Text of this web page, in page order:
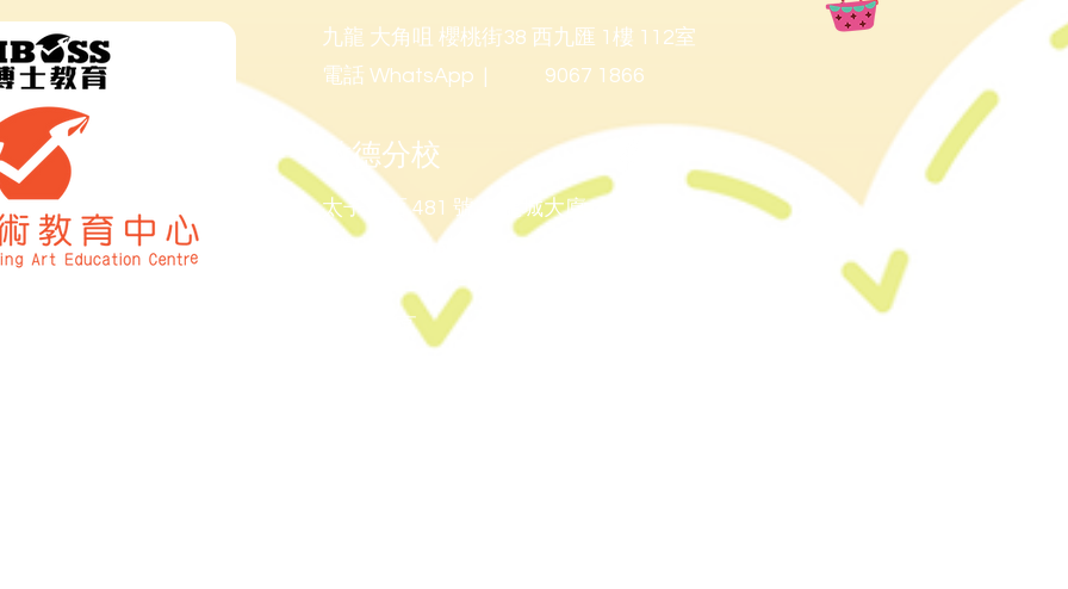
九龍 大角咀 櫻桃街38 西九匯 1樓 112室
電話 WhatsApp | 9067 1866
啟德分校
太子道西 481 號 九龍城大廈 20C
電話 WhatsApp | 90671866
深圳校區